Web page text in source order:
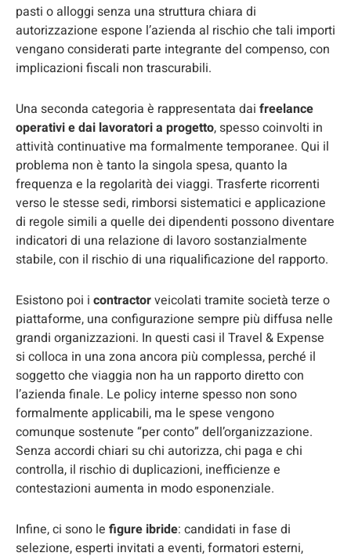
pasti o alloggi senza una struttura chiara di
autorizzazione espone l’azienda al rischio che tali importi
vengano considerati parte integrante del compenso, con
implicazioni fiscali non trascurabili.
Una seconda categoria è rappresentata dai freelance
operativi e dai lavoratori a progetto, spesso coinvolti in
attività continuative ma formalmente temporanee. Qui il
problema non è tanto la singola spesa, quanto la
frequenza e la regolarità dei viaggi. Trasferte ricorrenti
verso le stesse sedi, rimborsi sistematici e applicazione
di regole simili a quelle dei dipendenti possono diventare
indicatori di una relazione di lavoro sostanzialmente
stabile, con il rischio di una riqualificazione del rapporto.
Esistono poi i contractorveicolati tramite società terze o
piattaforme, una configurazione sempre più diffusa nelle
grandi organizzazioni. In questi casi il Travel & Expense
si colloca in una zona ancora più complessa, perché il
soggetto che viaggia non ha un rapporto diretto con
l’azienda finale. Le policy interne spesso non sono
formalmente applicabili, ma le spese vengono
comunque sostenute “per conto” dell’organizzazione.
Senza accordi chiari su chi autorizza, chi paga e chi
controlla, il rischio di duplicazioni, inefficienze e
contestazioni aumenta in modo esponenziale.
Infine, ci sono le figure ibride: candidati in fase di
selezione, esperti invitati a eventi, formatori esterni,